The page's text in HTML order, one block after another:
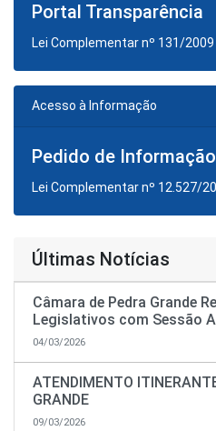
Portal Transparência
Lei Complementar nº 131/2009
Acesso à Informação
Pedido de Informação
Lei Complementar nº 12.527/
Últimas Notícias
Câmara de Pedra Grande
Legislativos com Sessão
04/03/2026
ATENDIMENTO
GRANDE
09/03/2026